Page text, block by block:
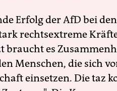
Erfolg der AfD bei
rechtsextreme
braucht es
Menschen, die sich
einsetzen. Die taz